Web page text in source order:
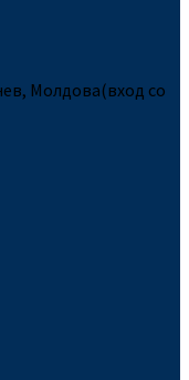
Молдова(вход со